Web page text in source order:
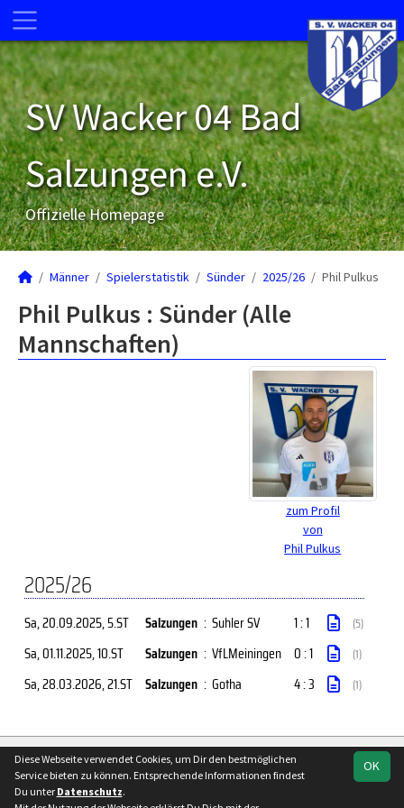
SV Wacker 04 Bad
Salzungen e.V.
Offizielle Homepage
Männer Spielerstatistik Sünder 2025/26 Phil Pulkus
Phil Pulkus : Sünder (Alle
Mannschaften)
zum Profil
von
Phil Pulkus
2025/26
Sa, 20.09.2025, 5.ST Salzungen : Suhler SV 1 : 1 (5)
Sa, 01.11.2025, 10.ST Salzungen : VfLMeiningen 0 : 1 (1)
Sa, 28.03.2026, 21.ST Salzungen : Gotha 4 : 3 (1)
soccero.de
Besucherstatistik
OK
Diese Webseite verwendet Cookies, um Dir den bestmöglichen
Service bieten zu können. Entsprechende Informationen findest
Du unter Datenschutz.